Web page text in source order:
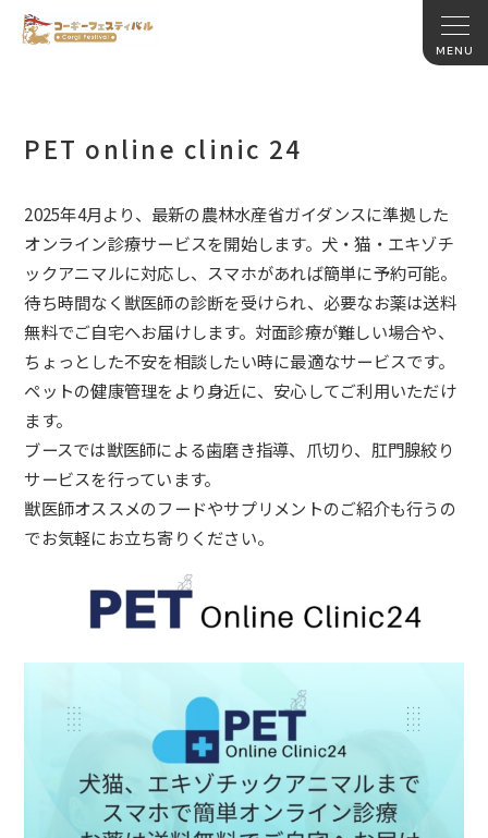
PET online clinic 24
2025年4月より、 最新の農林水産省ガイダンスに準拠した
オンライン診療サービスを開始します。犬・猫・エキゾチ
ックアニマルに対応し、 スマホがあれば簡単に予約可能。
待ち時間なく獣医師の診断を受けられ、 必要なお薬は送料
無料でご自宅へお届けします。 対面診療が難しい場合や、
ちょっとした不安を相談したい時に最適なサービスです。
ペットの健康管理をより身近に、安心してご利用いただけ
ます。
ブースでは獣医師による歯磨き指導、爪切り、 肛門腺絞り
サービスを行っています。
獣医師オススメのフードやサプリメントのご紹介も行うの
でお気軽にお立ち寄りください。